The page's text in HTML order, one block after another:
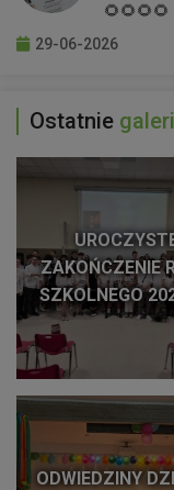
🌻🌻🌻🌻
29-06-2026
Ostatnie
ZAKOŃCZENIE
SZKOLNEGO
ODWIEDZINY